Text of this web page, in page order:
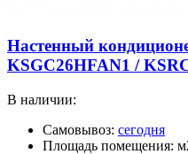
Настенный
KSGC26HFAN1 /
В наличии:
Самовывоз: сегодня
Площадь помещения: